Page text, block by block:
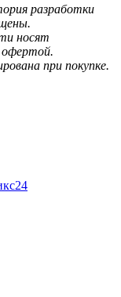
разработки
носят
офертой.
при покупке.